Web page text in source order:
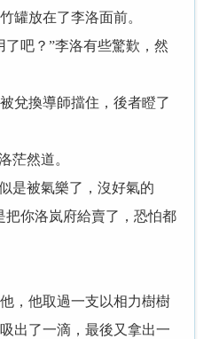
放在了李洛面前。
吧？”李洛有些驚歎，然
換導師擋住，後者瞪了
然道。
被氣樂了，沒好氣的
把你洛岚府給賣了，恐怕都
他取過一支以相力樹樹
出了一滴，最後又拿出一